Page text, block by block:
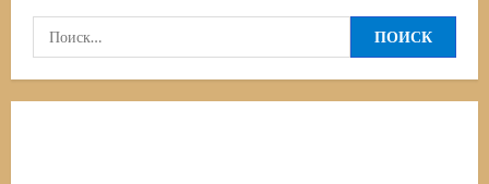
Медитативное
окрестностях
Петербурга
Найти: